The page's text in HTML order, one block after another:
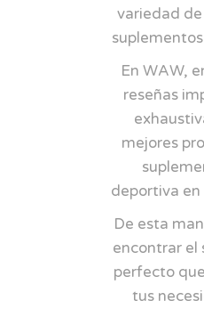
variedad
En WAW,
reseñas
mejores
deportiva
De esta
encontrar el
perfecto
tus